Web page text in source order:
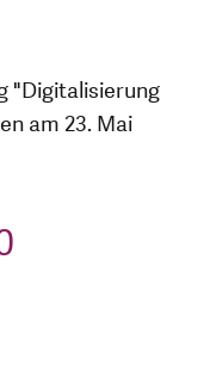
"Digitalisierung
am 23. Mai